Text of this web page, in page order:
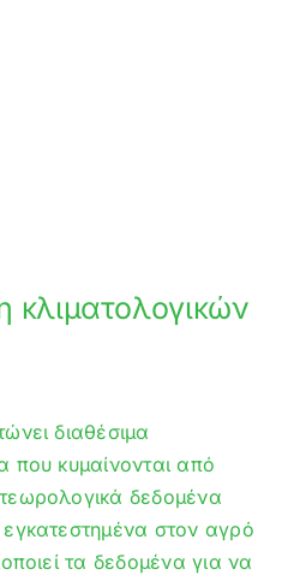
διαθέσιμα
που κυμαίνονται από
δεδομένα
στον αγρό
τα δεδομένα για να